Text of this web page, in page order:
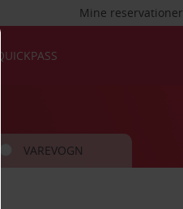
Mine reservationer
QUICKPASS
VAREVOGN